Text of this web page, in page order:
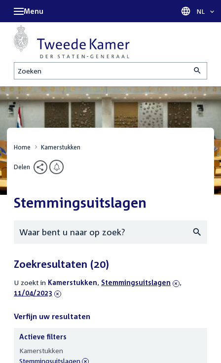
Zoeken
Menu Taal
NL
Home Kamerstukken
Delen
Stemmingsuitslagen
Zoeken
Zoekresultaten (20)
U zoekt in actieve
filters
Kamerstukken, verwijder
Stemmingsuitslagen ,
11/04/2023
Verfijn uw resultaten
uw
Actieve filters
Kamerstukken
verwijder
Stemmingsuitslagen